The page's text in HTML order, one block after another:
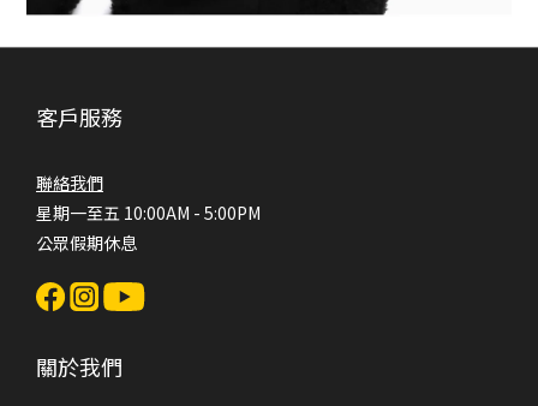
客戶服務
聯絡我們
星期一至五 10:00AM - 5:00PM
公眾假期休息
關於我們